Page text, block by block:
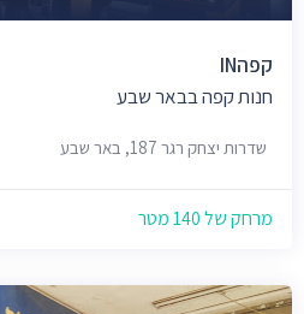
קפהIN
חנות קפה בבאר שבע
שדרות יצחק רגר 187, באר שבע
מרחק של 140 מטר